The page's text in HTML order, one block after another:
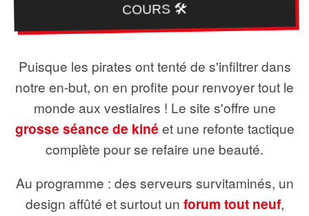
COURS 🛠️
Puisque les pirates ont tenté de s'infiltrer dans
notre en-but, on en profite pour renvoyer tout le
monde aux vestiaires ! Le site s'offre une
grosse séance de kiné et une refonte tactique
complète pour se refaire une beauté.
Au programme : des serveurs survitaminés, un
design affûté et surtout un forum tout neuf,